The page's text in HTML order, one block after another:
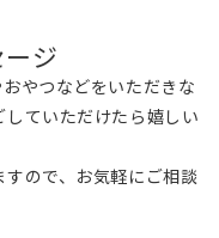
ジ
やつなどをいただきな
ていただけたら嬉しい
ので、お気軽にご相談